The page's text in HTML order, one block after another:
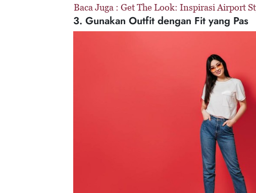
Baca Juga : Get The Look: Inspirasi Airport
3. Gunakan Outfit dengan Fit yang Pas